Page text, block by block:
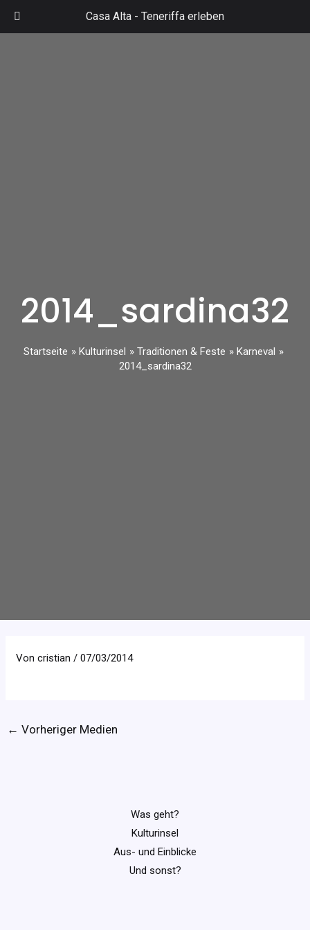
Casa Alta - Teneriffa erleben
2014_sardina32
Startseite Kulturinsel Traditionen & Feste
Karneval
2014_sardina32
Voncristian/07/03/2014
← Vorheriger Medien
Was geht?
Kulturinsel
Aus- und Einblicke
Und sonst?